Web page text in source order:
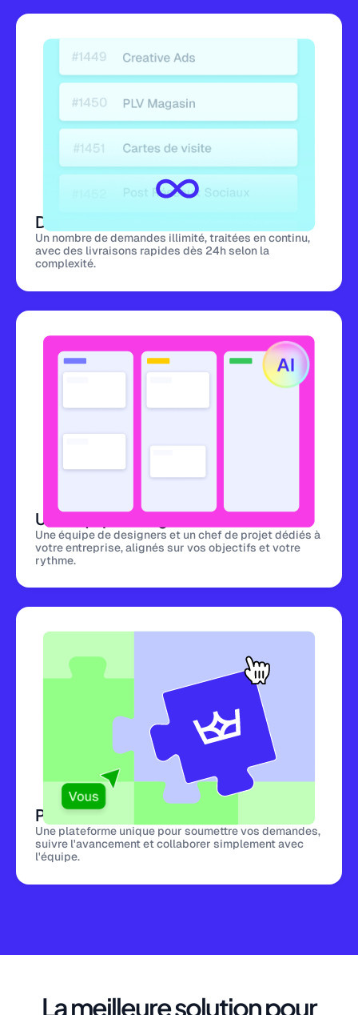
Demandes illimitées
Un nombre de demandes illimité, traitées en continu,
avec des livraisons rapides dès 24h selon la
complexité.
Une équipe design dédiée
Une équipe de designers et un chef de projet dédiés à
votre entreprise, alignés sur vos objectifs et votre
rythme.
Plateforme centralisée
Une plateforme unique pour soumettre vos demandes,
suivre l'avancement et collaborer simplement avec
l'équipe.
La meilleure solution pour